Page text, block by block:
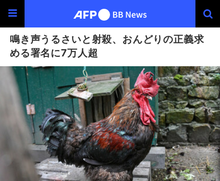
鳴き声うるさいと射殺、おんどりの正義求
める署名に7万人超